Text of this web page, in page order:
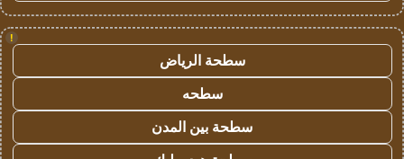
!
سطحة الرياض
سطحه
سطحة بين المدن